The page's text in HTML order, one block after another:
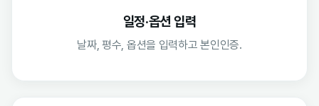
일정·옵션 입력
날짜, 평수, 옵션을 입력하고 본인인증.